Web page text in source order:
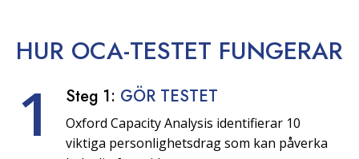
HUR OCA-TESTET FUNGERAR
1 Steg 1: GÖR TESTET
Oxford Capacity Analysis identifierar 10
viktiga personlighetsdrag som kan påverka